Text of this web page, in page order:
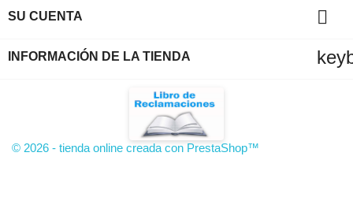
SU CUENTA 
INFORMACIÓN DE LA TIENDA
© 2026 - tienda online creada con PrestaShop™